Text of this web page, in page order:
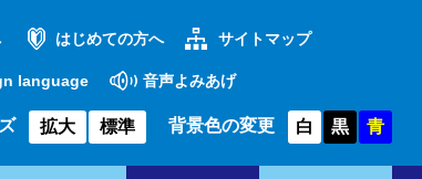
はじめての方へ サイトマップ
language 音声よみあげ
拡大 標準 背景色の変更 白 黒 青